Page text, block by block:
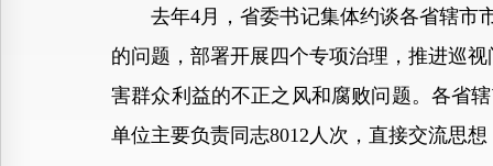
去年4月，省委书记集体约谈各省辖市市
的问题，部署开展四个专项治理，推进巡
害群众利益的不正之风和腐败问题。各省
单位主要负责同志8012人次，直接交流思